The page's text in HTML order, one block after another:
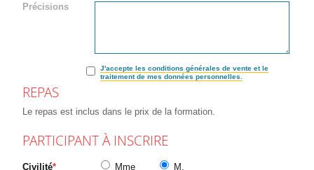
Précisions
J'accepte les conditions générales de vente et le
traitement de mes données personnelles.
REPAS
Le repas est inclus dans le prix de la formation.
PARTICIPANT À INSCRIRE
Civilité Mme M.